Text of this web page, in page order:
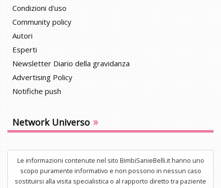
Condizioni d'uso
Community policy
Autori
Esperti
Newsletter Diario della gravidanza
Advertising Policy
Notifiche push
Network Universo »
Le informazioni contenute nel sito BimbiSanieBelli.it hanno uno
scopo puramente informativo e non possono in nessun caso
sostituirsi alla visita specialistica o al rapporto diretto tra paziente